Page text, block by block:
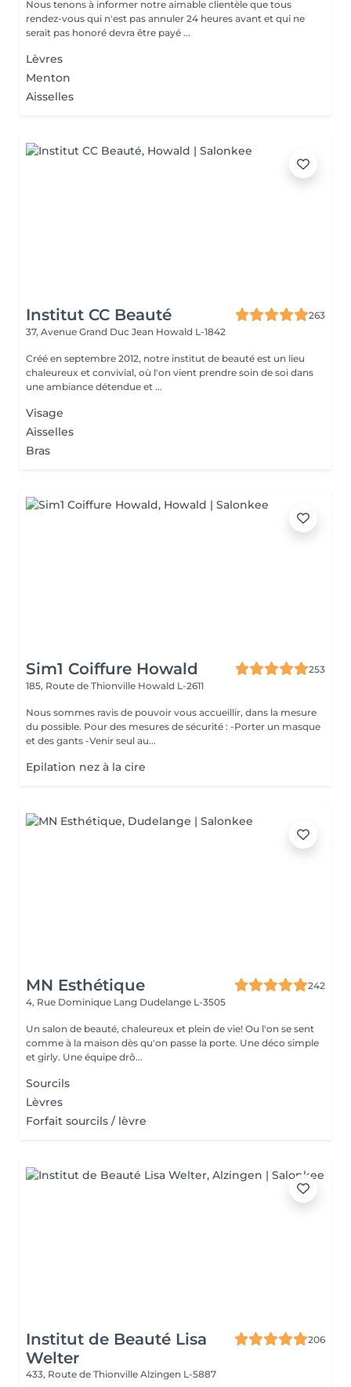
Nous tenons à informer notre aimable clientèle que tous
rendez-vous qui n'est pas annuler 24 heures avant et qui ne
serait pas honoré devra être payé ...
Lèvres
Menton
Aisselles
Institut CC Beauté
263
37, Avenue Grand Duc Jean Howald L-1842
Créé en septembre 2012, notre institut de beauté est un lieu
chaleureux et convivial, où l'on vient prendre soin de soi dans
une ambiance détendue et ...
Visage
Aisselles
Bras
Sim1 Coiffure Howald
253
185, Route de Thionville Howald L-2611
Nous sommes ravis de pouvoir vous accueillir, dans la mesure
du possible. Pour des mesures de sécurité : -Porter un masque
et des gants -Venir seul au...
Epilation nez à la cire
MN Esthétique
242
4, Rue Dominique Lang Dudelange L-3505
Un salon de beauté, chaleureux et plein de vie! Ou l'on se sent
comme à la maison dès qu'on passe la porte. Une déco simple
et girly. Une équipe drô...
Sourcils
Lèvres
Forfait sourcils / lèvre
Institut de Beauté Lisa
Welter
206
433, Route de Thionville Alzingen L-5887